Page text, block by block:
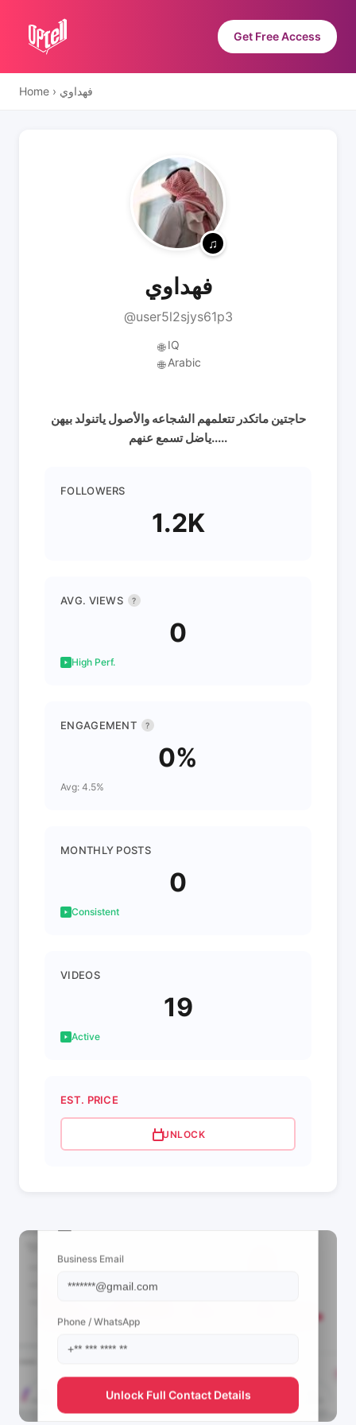
Get Free Access
Home › فهداوي
فهداوي
@user5l2sjys61p3
🌐 IQ
🌐 Arabic
حاجتين ماتكدر تتعلمهم الشجاعه والأصول ياتنولد بيهن
ياضل تسمع عنهم.....
FOLLOWERS
1.2K
AVG. VIEWS ?
0
High Perf.
ENGAGEMENT ?
0%
Avg: 4.5%
MONTHLY POSTS
0
Consistent
VIDEOS
19
Active
EST. PRICE
UNLOCK
Business Email
Phone / WhatsApp
Unlock Full Contact Details